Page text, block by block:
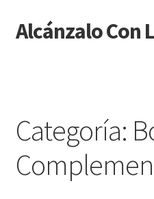
Alcánzalo Con
Aviso Legal
Bolsos y Complementos
Categoría: